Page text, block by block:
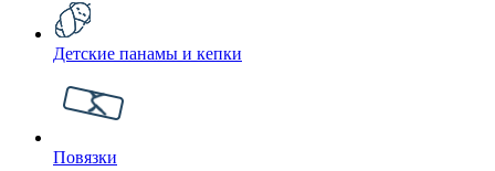
Детские панамы и кепки
Повязки